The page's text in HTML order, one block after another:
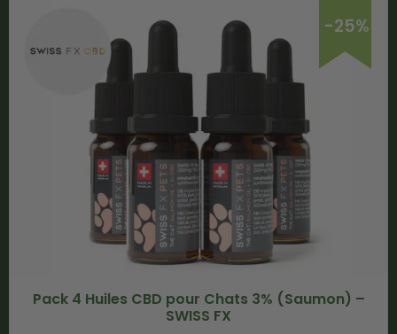
-25%
Pack 4 Huiles CBD pour Chats 3% (Saumon) –
SWISS FX